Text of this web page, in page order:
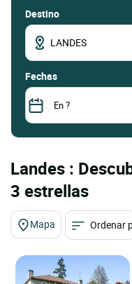
Destino
fechas
Landes :
3 estrellas
Mapa Ordenar